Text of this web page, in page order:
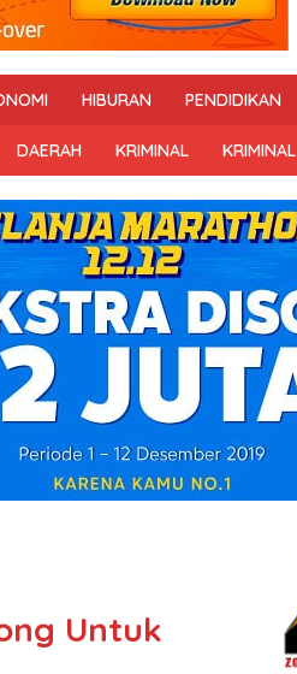
HIBURAN PENDIDIKAN
DAERAH KRIMINAL KRIMINAL
Untuk